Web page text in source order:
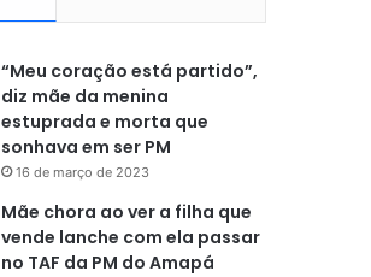
“Meu coração está partido”,
diz mãe da menina
estuprada e morta que
sonhava em ser PM
16 de março de 2023
Mãe chora ao ver a filha que
vende lanche com ela passar
no TAF da PM do Amapá